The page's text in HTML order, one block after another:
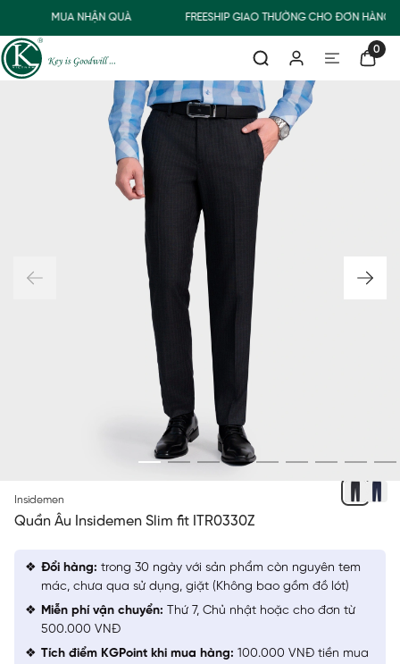
MUA NHẬN QUÀ FREESHIP GIAO THƯỜNG CHO ĐƠN HÀNG
0
Insidemen
Quần Âu Insidemen Slim fit ITR0330Z
Đổi hàng: trong 30 ngày với sản phẩm còn nguyên tem
mác, chưa qua sử dụng, giặt (Không bao gồm đồ lót)
Miễn phí vận chuyển: Thứ 7, Chủ nhật hoặc cho đơn từ
500.000 VNĐ
Tích điểm KGPoint khi mua hàng: 100.000 VNĐ tiền mua